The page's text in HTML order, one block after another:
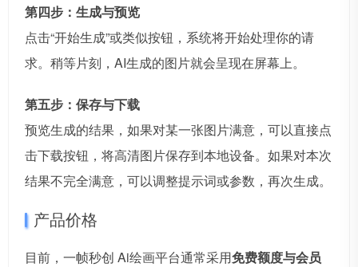
第四步：生成与预览
点击“开始生成”或类似按钮，系统将开始处理你的请
求。稍等片刻，AI生成的图片就会呈现在屏幕上。
第五步：保存与下载
预览生成的结果，如果对某一张图片满意，可以直接点
击下载按钮，将高清图片保存到本地设备。如果对本次
结果不完全满意，可以调整提示词或参数，再次生成。
产品价格
目前，一帧秒创 Ai绘画平台通常采用免费额度与会员